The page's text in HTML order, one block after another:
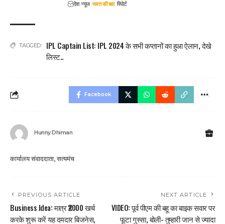
देश न्यूज भारत की बात रिपोर्ट
TAGGED: IPL Captain List: IPL 2024 के सभी कप्तानों का हुआ ऐलान,देखे
लिस्ट..
Facebook
Hunny Dhiman
कार्यालय संवाददाता, सत्यमंच
PREVIOUS ARTICLE
Business Idea: मात्र ₹2000 खर्च
करके शुरू करें यह दमदार बिजनेस,
NEXT ARTICLE
VIDEO: पूर्व पीएम की बहू का बाइक सवार पर
फूटा गुस्सा, बोली- तुम्हारी जान से ज्यादा